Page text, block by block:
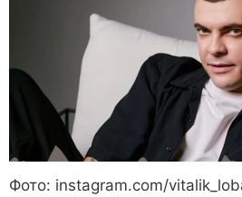
Фото: instagram.com/